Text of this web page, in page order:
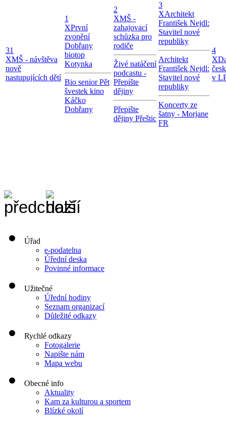
31
XMŠ - návštěva
nově
nastupujících dětí
1
XPrvní
zvonění
Dobřany
biotop
Kotynka
Bio senior Pět
švestek kino
Káčko
Dobřany
2
XMŠ -
zahajovací
schůzka pro
rodiče
Živé natáčení
podcastu -
Přepište
dějiny
Přepište
dějiny Přeštic
3
XArchitekt
František Nejdl:
Stavitel nové
republiky
Architekt
František Nejdl:
Stavitel nové
republiky
Koncerty ze
šatny - Morjane
FR
4
X
v
Úřad
e-podatelna
Úřední deska
Povinné informace
Užitečné
Úřední hodiny
Seznam organizací
Důležité odkazy
Rychlé odkazy
Fotogalerie
Napište nám
Mapa webu
Obecné info
Aktuality
Kam za kulturou a sportem
Blízké okolí